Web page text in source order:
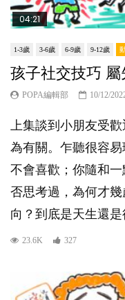
04:21
1-3歲 3-6歲 6-9歲 9-12歲
孩子社交技巧 屬
POPA編輯部 10/12/
上集談到小朋友受
為有關。乍聽很容
不會喜歡；你隨和
否思考過，為何才
向？到底是天生還
23.6K 327